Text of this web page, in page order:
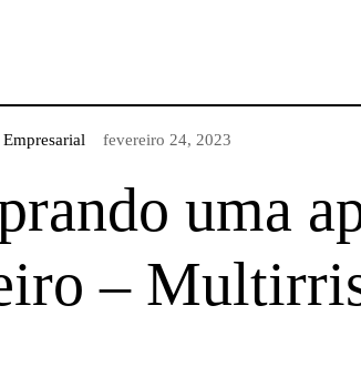
Empresarial fevereiro 24, 2023
uma
–